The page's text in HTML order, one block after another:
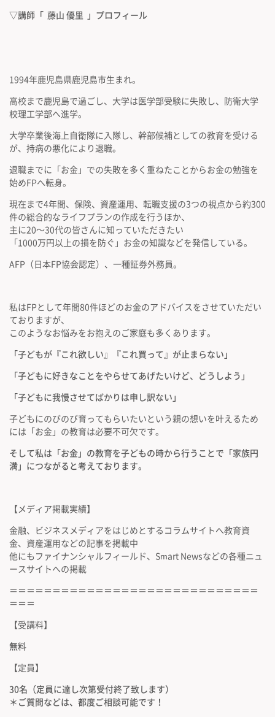
▽講師「 藤山 優里 」プロフィール
1994年鹿児島県鹿児島市生まれ。
高校まで鹿児島で過ごし、大学は医学部受験に失敗し、防衛大学
校理工学部へ進学。
大学卒業後海上自衛隊に入隊し、幹部候補としての教育を受ける
が、持病の悪化により退職。
退職までに「お金」での失敗を多く重ねたことからお金の勉強を
始めFPへ転身。
現在まで4年間、保険、資産運用、転職支援の3つの視点から約300
件の総合的なライフプランの作成を行うほか、
主に20～30代の皆さんに知っていただきたい
「1000万円以上の損を防ぐ」お金の知識などを発信している。
AFP（日本FP協会認定）、一種証券外務員。
私はFPとして年間80件ほどのお金のアドバイスをさせていただい
ておりますが、
このようなお悩みをお抱えのご家庭も多くあります。
「子どもが『これ欲しい』『これ買って』が止まらない」
「子どもに好きなことをやらせてあげたいけど、どうしよう」
「子どもに我慢させてばかりは申し訳ない」
子どもにのびのび育ってもらいたいという親の想いを叶えるため
には「お金」の教育は必要不可欠です。
そして私は「お金」の教育を子どもの時から行うことで「家族円
満」につながると考えております。
【メディア掲載実績】
金融、ビジネスメディアをはじめとするコラムサイトへ教育資
金、資産運用などの記事を掲載中
他にもファイナンシャルフィールド、Smart Newsなどの各種ニュ
ースサイトへの掲載
＝＝＝＝＝＝＝＝＝＝＝＝＝＝＝＝＝＝＝＝＝＝＝＝＝＝＝＝＝
＝＝＝
【受講料】
無料
【定員】
30名（定員に達し次第受付終了致します）
＊ご質問などは、都度ご相談可能です！